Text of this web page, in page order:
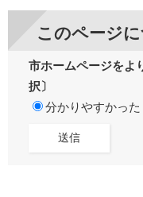
このページ
市ホームページをよ
択〕
分かりやすかった